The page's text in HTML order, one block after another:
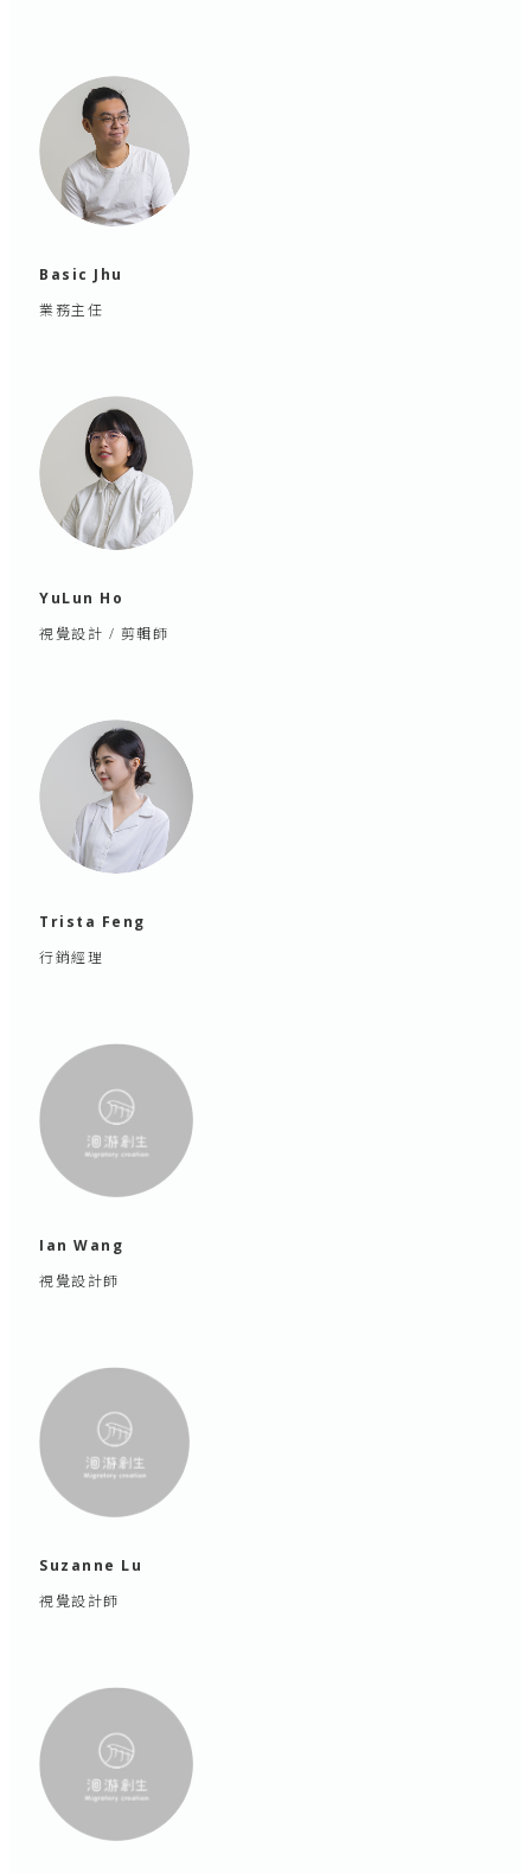
Basic Jhu
業務主任
YuLun Ho
視覺設計 / 剪輯師
Trista Feng
行銷經理
Ian Wang
視覺設計師
Suzanne Lu
視覺設計師